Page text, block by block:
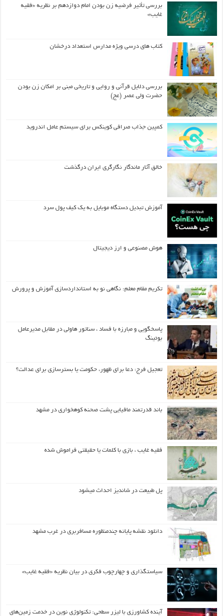
بررسی تأثیر فرضیه زن بودن امام دوازدهم بر نظریه «فقیه
غایب»
کتاب های درسی ویژه مدارس استعداد درخشان
بررسی دلایل قرآنی و روایی و تاریخی مبنی بر امکان زن بودن
حضرت ولی عصر (عج)
کمپین جذاب صرافی کوینکس برای سیستم عامل اندروید
خالق آثار ماندگار نگارگری ایران درگذشت
آموزش تبدیل دستگاه موبایل به یک کیف‌ پول سرد
هوش مصنوعی و ارز دیجیتال
تکریم مقام معلم: نگاهی نو به استانداردسازی آموزش و پرورش
پاسخگویی و مبارزه با فساد ، سناتور هاولی در مقابل مدیرعامل
بوئینگ
تعجیل فرج: دعا برای ظهور، حکومت یا بسترسازی برای عدالت؟
باند قدرتمند مافیایی پشت صحنه کوهخواری در مشهد
فقیه غایب ، بازی با کلمات یا حقیقتی فراموش شده
پل طبیعت در شاندیز احداث میشود
دانلود نقشه پایانه چندمنظوره مسافربری در غرب مشهد
سیاستگذاری و چهارچوب فکری در بیان نظریه «فقیه غایب»
آینده کشاورزی با لیزر سطحی: تکنولوژی نوین در خدمت زمین‌های